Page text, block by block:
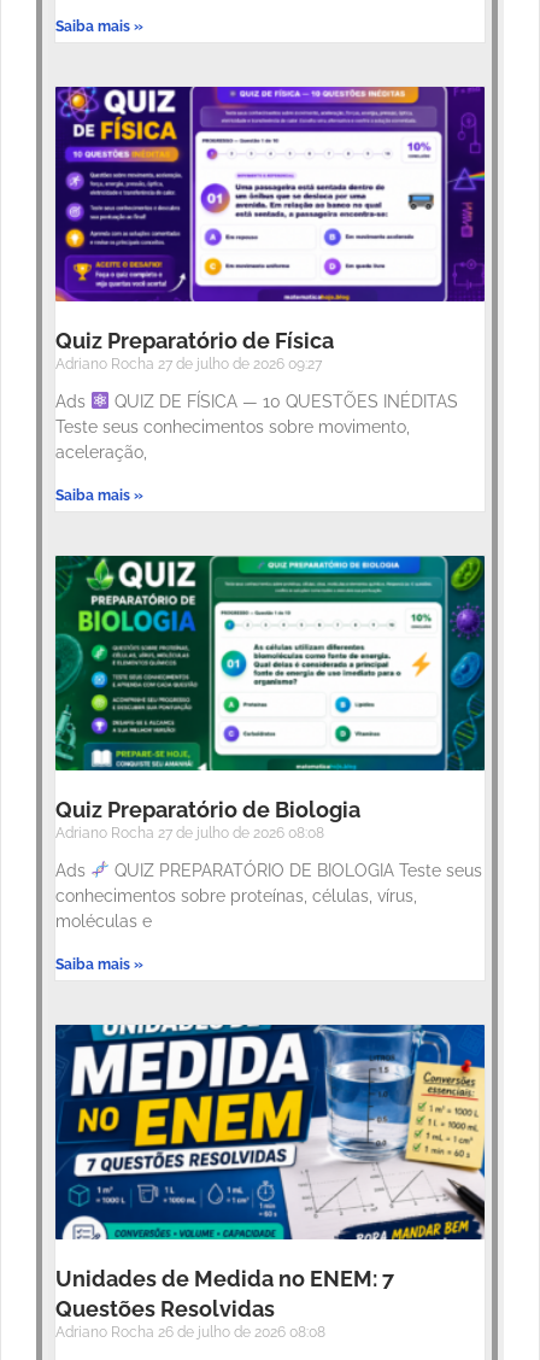
Saiba mais »
Quiz Preparatório de Física
Adriano Rocha 27 de julho de 2026 09:27
Ads
QUIZ DE FÍSICA — 10 QUESTÕES INÉDITAS
Teste seus conhecimentos sobre movimento,
aceleração,
Saiba mais »
Quiz Preparatório de Biologia
Adriano Rocha 27 de julho de 2026 08:08
Ads
QUIZ PREPARATÓRIO DE BIOLOGIA Teste seus
conhecimentos sobre proteínas, células, vírus,
moléculas e
Saiba mais »
Unidades de Medida no ENEM: 7
Questões Resolvidas
Adriano Rocha 26 de julho de 2026 08:08